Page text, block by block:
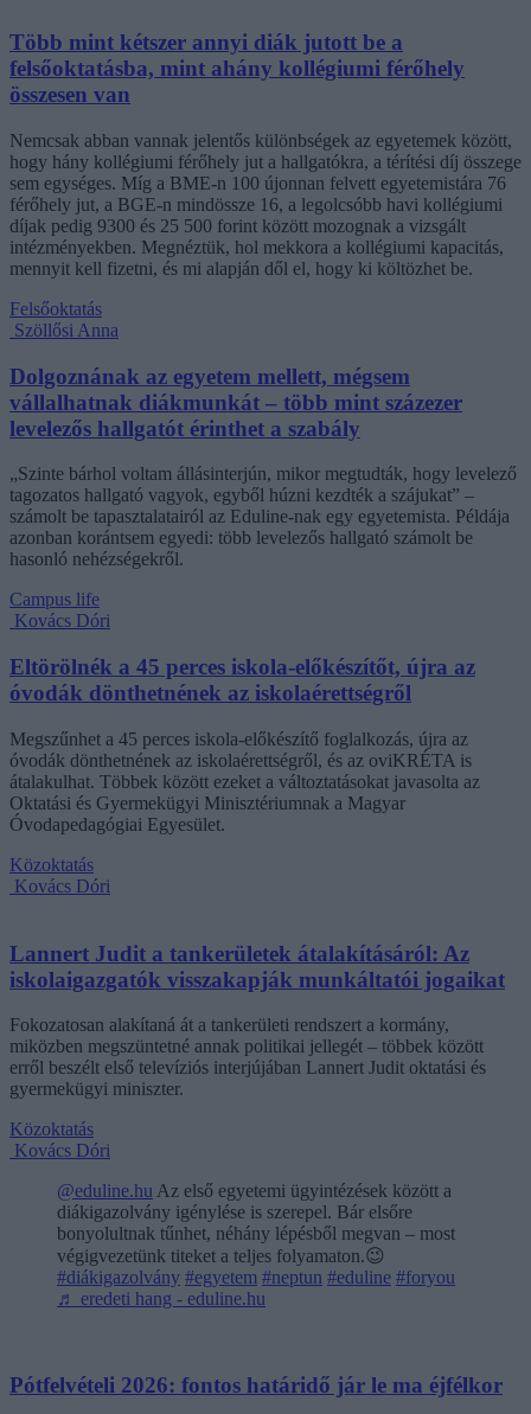
Több mint kétszer annyi diák jutott be a
felsőoktatásba, mint ahány kollégiumi férőhely
összesen van
Nemcsak abban vannak jelentős különbségek az egyetemek között,
hogy hány kollégiumi férőhely jut a hallgatókra, a térítési díj összege
sem egységes. Míg a BME-n 100 újonnan felvett egyetemistára 76
férőhely jut, a BGE-n mindössze 16, a legolcsóbb havi kollégiumi
díjak pedig 9300 és 25 500 forint között mozognak a vizsgált
intézményekben. Megnéztük, hol mekkora a kollégiumi kapacitás,
mennyit kell fizetni, és mi alapján dől el, hogy ki költözhet be.
Felsőoktatás
Szöllősi Anna
Dolgoznának az egyetem mellett, mégsem
vállalhatnak diákmunkát – több mint százezer
levelezős hallgatót érinthet a szabály
„Szinte bárhol voltam állásinterjún, mikor megtudták, hogy levelező
tagozatos hallgató vagyok, egyből húzni kezdték a szájukat” –
számolt be tapasztalatairól az Eduline-nak egy egyetemista. Példája
azonban korántsem egyedi: több levelezős hallgató számolt be
hasonló nehézségekről.
Campus life
Kovács Dóri
Eltörölnék a 45 perces iskola-előkészítőt, újra az
óvodák dönthetnének az iskolaérettségről
Megszűnhet a 45 perces iskola-előkészítő foglalkozás, újra az
óvodák dönthetnének az iskolaérettségről, és az oviKRÉTA is
átalakulhat. Többek között ezeket a változtatásokat javasolta az
Oktatási és Gyermekügyi Minisztériumnak a Magyar
Óvodapedagógiai Egyesület.
Közoktatás
Kovács Dóri
Lannert Judit a tankerületek átalakításáról: Az
iskolaigazgatók visszakapják munkáltatói jogaikat
Fokozatosan alakítaná át a tankerületi rendszert a kormány,
miközben megszüntetné annak politikai jellegét – többek között
erről beszélt első televíziós interjújában Lannert Judit oktatási és
gyermekügyi miniszter.
Közoktatás
Kovács Dóri
@eduline.hu Az első egyetemi ügyintézések között a
diákigazolvány igénylése is szerepel. Bár elsőre
bonyolultnak tűnhet, néhány lépésből megvan – most
végigvezetünk titeket a teljes folyamaton.😉
#diákigazolvány #egyetem #neptun #eduline #foryou
♬ eredeti hang - eduline.hu
Pótfelvételi 2026: fontos határidő jár le ma éjfélkor